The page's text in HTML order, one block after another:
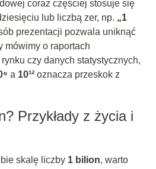
coraz częściej stosuje się
lub liczbą zer, np. „1
prezentacji pozwala uniknąć
mówimy o raportach
czy danych statystycznych,
a 10¹²oznacza przeskok z
Przykłady z życia i
skalę liczby 1 bilion, warto